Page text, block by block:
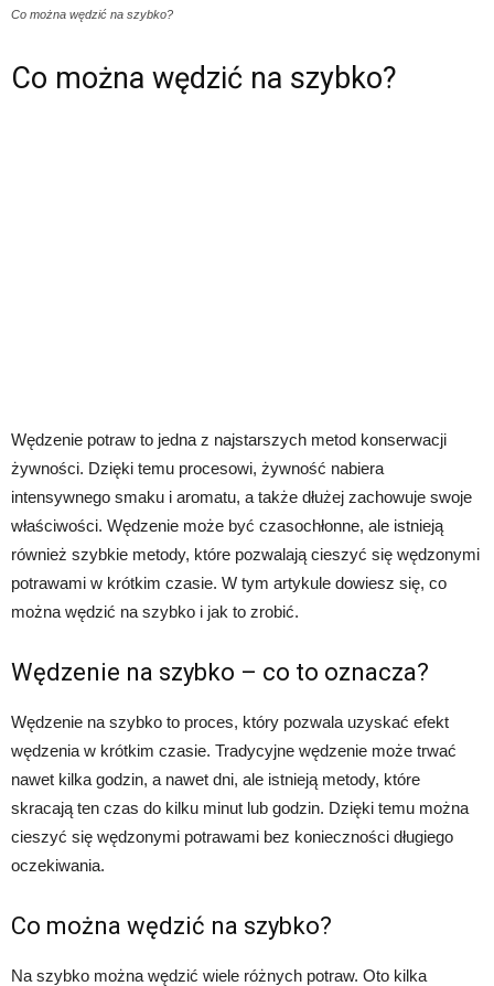
Co można wędzić na szybko?
Co można wędzić na szybko?
Wędzenie potraw to jedna z najstarszych metod konserwacji
żywności. Dzięki temu procesowi, żywność nabiera
intensywnego smaku i aromatu, a także dłużej zachowuje swoje
właściwości. Wędzenie może być czasochłonne, ale istnieją
również szybkie metody, które pozwalają cieszyć się wędzonymi
potrawami w krótkim czasie. W tym artykule dowiesz się, co
można wędzić na szybko i jak to zrobić.
Wędzenie na szybko – co to oznacza?
Wędzenie na szybko to proces, który pozwala uzyskać efekt
wędzenia w krótkim czasie. Tradycyjne wędzenie może trwać
nawet kilka godzin, a nawet dni, ale istnieją metody, które
skracają ten czas do kilku minut lub godzin. Dzięki temu można
cieszyć się wędzonymi potrawami bez konieczności długiego
oczekiwania.
Co można wędzić na szybko?
Na szybko można wędzić wiele różnych potraw. Oto kilka